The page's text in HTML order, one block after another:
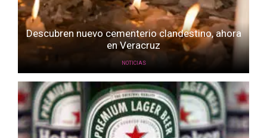
Descubren nuevo cementerio clandestino, ahora
en Veracruz
NOTICIAS